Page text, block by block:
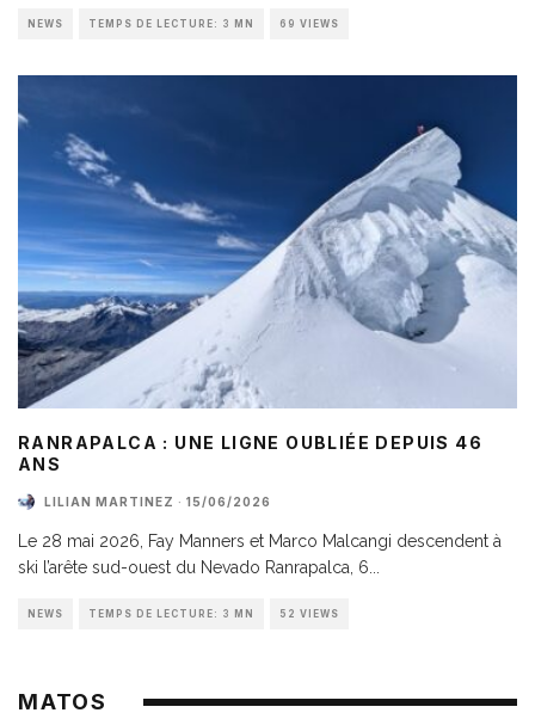
NEWS TEMPS DE LECTURE: 3 MN 69 VIEWS
RANRAPALCA : UNE LIGNE OUBLIÉE DEPUIS 46
ANS
LILIAN MARTINEZ · 15/06/2026
Le 28 mai 2026, Fay Manners et Marco Malcangi descendent à
ski l’arête sud-ouest du Nevado Ranrapalca, 6
NEWS TEMPS DE LECTURE: 3 MN 52 VIEWS
MATOS